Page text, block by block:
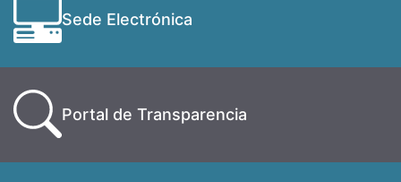
Sede Electrónica
Portal de Transparencia